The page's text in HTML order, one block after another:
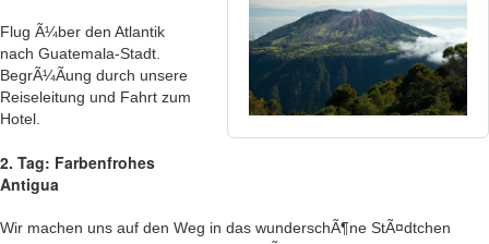
Flug Ã¼ber den Atlantik
nach Guatemala-Stadt.
BegrÃ¼Ãung durch unsere
Reiseleitung und Fahrt zum
Hotel.
2. Tag: Farbenfrohes
Antigua
Wir machen uns auf den Weg in das wunderschÃ¶ne StÃ¤dtchen